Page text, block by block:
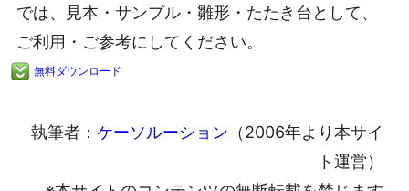
では、見本・サンプル・雛形・たたき台として、
ご利用・ご参考にしてください。
無料ダウンロード
執筆者： ケーソルーション （2006年より本サイ
ト運営）